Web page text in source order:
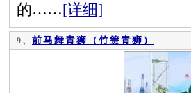
的……[详细]
9、 前马舞青狮（竹箦青狮）